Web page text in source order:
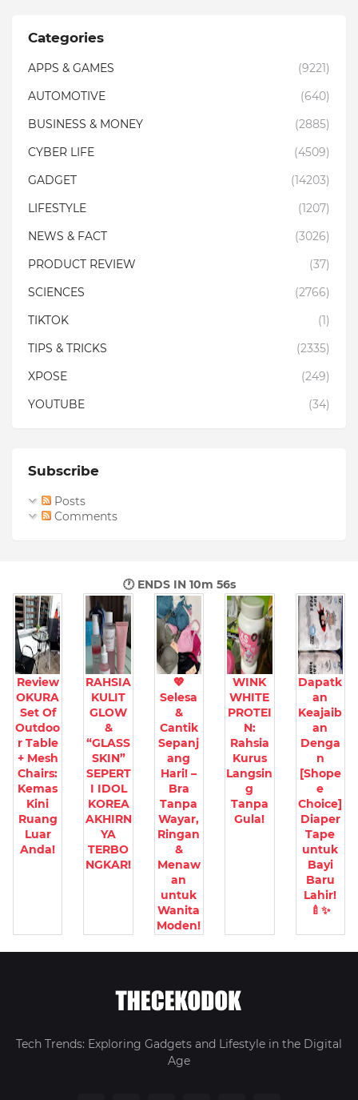
Categories
APPS & GAMES
(9221)
AUTOMOTIVE
(640)
BUSINESS & MONEY
(2885)
CYBER LIFE
(4509)
GADGET
(14203)
LIFESTYLE
(1207)
NEWS & FACT
(3026)
PRODUCT REVIEW
(37)
SCIENCES
(2766)
TIKTOK
(1)
TIPS & TRICKS
(2335)
XPOSE
(249)
YOUTUBE
(34)
Subscribe
Posts
Comments
🕐 ENDS IN 10m 55s
Review
OKURA
Set Of
Outdoo
r Table
+ Mesh
Chairs:
Kemas
Kini
Ruang
Luar
Anda!
RAHSIA
KULIT
GLOW
&
“GLASS
SKIN”
SEPERT
I IDOL
KOREA
AKHIRN
YA
TERBO
NGKAR!
💖
Selesa
&
Cantik
Sepanj
ang
Hari! –
Bra
Tanpa
Wayar,
Ringan
&
Menaw
an
untuk
Wanita
Moden!
WINK
WHITE
PROTEI
N:
Rahsia
Kurus
Langsin
g
Tanpa
Gula!
Dapatk
an
Keajaib
an
Denga
n
[Shope
e
Choice]
Diaper
Tape
untuk
Bayi
Baru
Lahir!
🍼✨
Tech Trends: Exploring Gadgets and Lifestyle in the Digital
Age